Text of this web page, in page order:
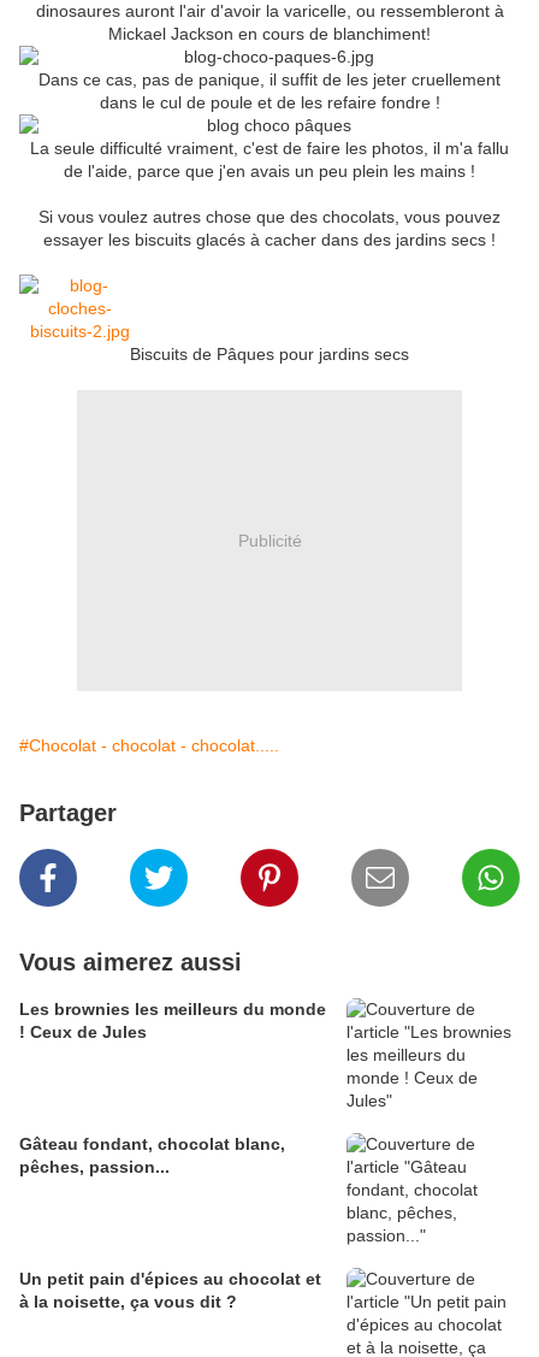
dinosaures auront l'air d'avoir la varicelle, ou ressembleront à
Mickael Jackson en cours de blanchiment!
Dans ce cas, pas de panique, il suffit de les jeter cruellement
dans le cul de poule et de les refaire fondre !
La seule difficulté vraiment, c'est de faire les photos, il m'a fallu
de l'aide, parce que j'en avais un peu plein les mains !
Si vous voulez autres chose que des chocolats, vous pouvez
essayer les biscuits glacés à cacher dans des jardins secs !
Biscuits de Pâques pour jardins secs
Publicité
#Chocolat - chocolat - chocolat.....
Partager
Vous aimerez aussi
Les brownies les meilleurs du monde
! Ceux de Jules
Gâteau fondant, chocolat blanc,
pêches, passion...
Un petit pain d'épices au chocolat et
à la noisette, ça vous dit ?